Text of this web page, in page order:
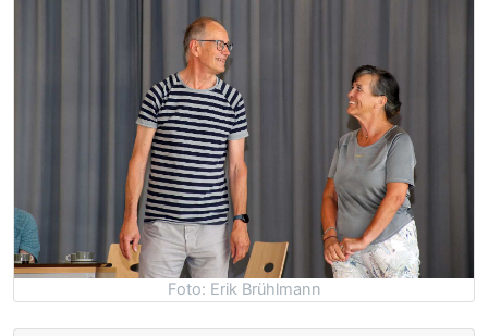
Foto: Erik Brühlmann